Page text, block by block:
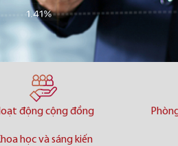
động cộng đồng
học và sáng kiến